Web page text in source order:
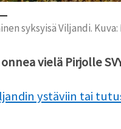
syksyisä Viljandi. Kuva:
vielä Pirjolle
ystäviin tai